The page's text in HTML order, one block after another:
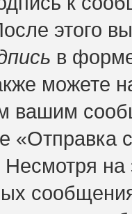
этого
в
можете
вашим
«Отправка